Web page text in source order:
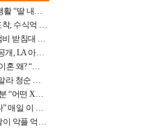
배우 최일순, 이혼 후 20년 산속 생활 “딸 내가 버렸다고 원망‥맘 아파”(특종)[어제TV]
‘혼외자→유부남’ 정우성 근황 포착, 수식억 해킹 피해 후배 만났다 “존경하는”
집 공개 유재석, 결혼사진 라면 냄비 받침대 되고 분노‥가족사진도 피해(놀뭐)[어제TV]
백윤식 손녀+정시아 딸 첫 유화 공개, LA 아트쇼→서울국제조각페스타 작가다운 수준급 실력
유혜리, 배우 이근희과 1년 반만 이혼 왜? “식칼 꽂고 의자 던져” 충격 폭로(특종)[어제TV]
임지연, 그림 같은 발리 배경? 뼈말라 청순 비키니 핏에 상대 안 되네
김성수, ♥박소윤 집 이불 폐기 처분 “어떤 X이랑 썼을지 몰라” 질투(신랑수업2)[어제TV]
44kg 송가인 “비가 오나 눈이 오나” 매일 이 운동, 허벅지 근육량 상승+체지방 감소
“연예인 걱정 NO” 김승현, 가난팔이 악플 억울할만‥아내+딸과 日 여행